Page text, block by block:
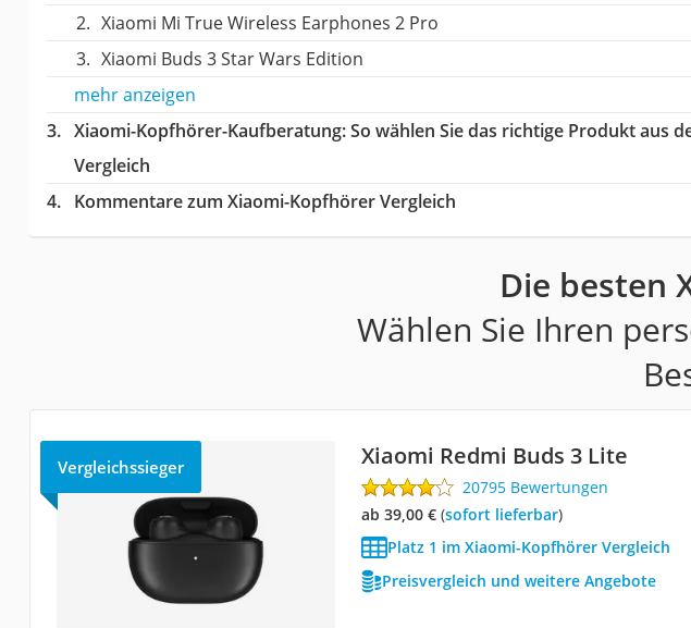
Xiaomi Mi True Wireless Earphones 2 Pro
Xiaomi Buds 3 Star Wars Edition
mehr anzeigen
Xiaomi-Kopfhörer-Kaufberatung: So wählen Sie das richtige Produkt aus
Vergleich
Kommentare zum Xiaomi-Kopfhörer Vergleich
Die besten
Wählen Sie Ihren
Vergleichssieger Xiaomi Redmi Buds 3 Lite
20795 Bewertungen
ab 39,00 €( Sofort lieferbar)
Platz 1 im Xiaomi-Kopfhörer Vergleich
Preisvergleich und weitere Angebote